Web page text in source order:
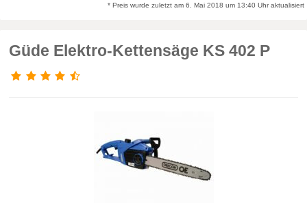
* Preis wurde zuletzt am 6. Mai 2018 um 13:40 Uhr aktualisiert
Güde Elektro-Kettensäge KS 402 P